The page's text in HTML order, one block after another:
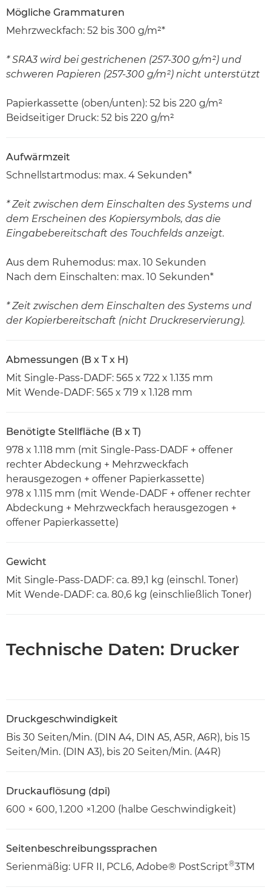
Mögliche Grammaturen
Mehrzweckfach: 52 bis 300 g/m²*
* SRA3 wird bei gestrichenen (257-300 g/m²) und
schweren Papieren (257-300 g/m²) nicht unterstützt
Papierkassette (oben/unten): 52 bis 220 g/m²
Beidseitiger Druck: 52 bis 220 g/m²
Aufwärmzeit
Schnellstartmodus: max. 4 Sekunden*
* Zeit zwischen dem Einschalten des Systems und
dem Erscheinen des Kopiersymbols, das die
Eingabebereitschaft des Touchfelds anzeigt.
Aus dem Ruhemodus: max. 10 Sekunden
Nach dem Einschalten: max. 10 Sekunden*
* Zeit zwischen dem Einschalten des Systems und
der Kopierbereitschaft (nicht Druckreservierung).
Abmessungen (B x T x H)
Mit Single-Pass-DADF: 565 x 722 x 1.135 mm
Mit Wende-DADF: 565 x 719 x 1.128 mm
Benötigte Stellfläche (B x T)
978 x 1.118 mm (mit Single-Pass-DADF + offener
rechter Abdeckung + Mehrzweckfach
herausgezogen + offener Papierkassette)
978 x 1.115 mm (mit Wende-DADF + offener rechter
Abdeckung + Mehrzweckfach herausgezogen +
offener Papierkassette)
Gewicht
Mit Single-Pass-DADF: ca. 89,1 kg (einschl. Toner)
Mit Wende-DADF: ca. 80,6 kg (einschließlich Toner)
Technische Daten: Drucker
Druckgeschwindigkeit
Bis 30 Seiten/Min. (DIN A4, DIN A5, A5R, A6R), bis 15
Seiten/Min. (DIN A3), bis 20 Seiten/Min. (A4R)
Druckauflösung (dpi)
600 × 600, 1.200 ×1.200 (halbe Geschwindigkeit)
Seitenbeschreibungssprachen
Serienmäßig: UFR II, PCL6, Adobe® PostScript®3TM